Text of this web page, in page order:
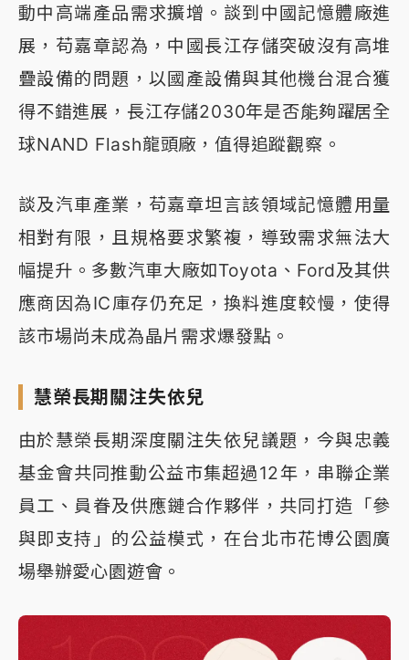
動中高端產品需求擴增。談到中國記憶體廠進
展，苟嘉章認為，中國長江存儲突破沒有高堆
疊設備的問題，以國產設備與其他機台混合獲
得不錯進展，長江存儲2030年是否能夠躍居全
球NAND Flash龍頭廠，值得追蹤觀察。
談及汽車產業，苟嘉章坦言該領域記憶體用量
相對有限，且規格要求繁複，導致需求無法大
幅提升。多數汽車大廠如Toyota、Ford及其供
應商因為IC庫存仍充足，換料進度較慢，使得
該市場尚未成為晶片需求爆發點。
慧榮長期關注失依兒
由於慧榮長期深度關注失依兒議題，今與忠義
基金會共同推動公益市集超過12年，串聯企業
員工、員眷及供應鏈合作夥伴，共同打造「參
與即支持」的公益模式，在台北市花博公園廣
場舉辦愛心園遊會。